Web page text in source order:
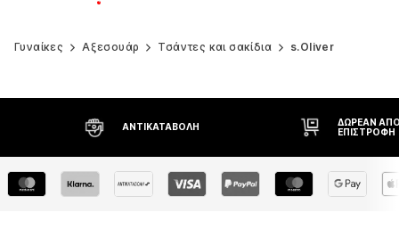
Γυναίκες Αξεσουάρ Τσάντες και σακίδια s.Oliver
ΑΝΤΙΚΑΤΑΒΟΛΉ
ΔΩΡΕΆΝ
ΕΠΙΣΤΡΟΦΉ